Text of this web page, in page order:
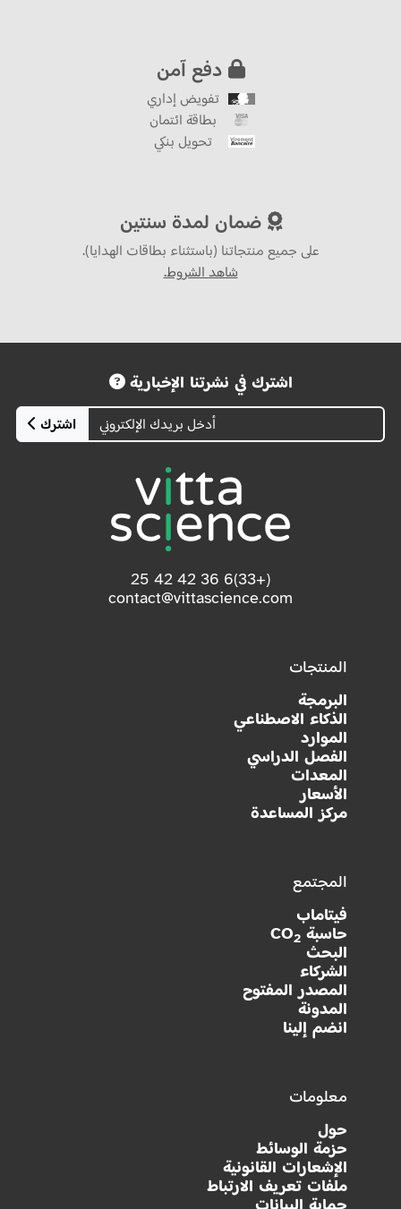
دفع آمن
تفويض إداري
بطاقة ائتمان
تحويل بنكي
ضمان لمدة سنتين
على جميع منتجاتنا (باستثناء بطاقات الهدايا).
شاهد الشروط.
اشترك في نشرتنا الإخبارية
اشترك
(+33)6 36 42 42 25
contact@vittascience.com
المنتجات
البرمجة
الذكاء الاصطناعي
الموارد
الفصل الدراسي
المعدات
الأسعار
مركز المساعدة
المجتمع
فيتاماب
حاسبة CO 2
البحث
الشركاء
المصدر المفتوح
المدونة
انضم إلينا
معلومات
حول
حزمة الوسائط
الإشعارات القانونية
ملفات تعريف الارتباط
حماية البيانات